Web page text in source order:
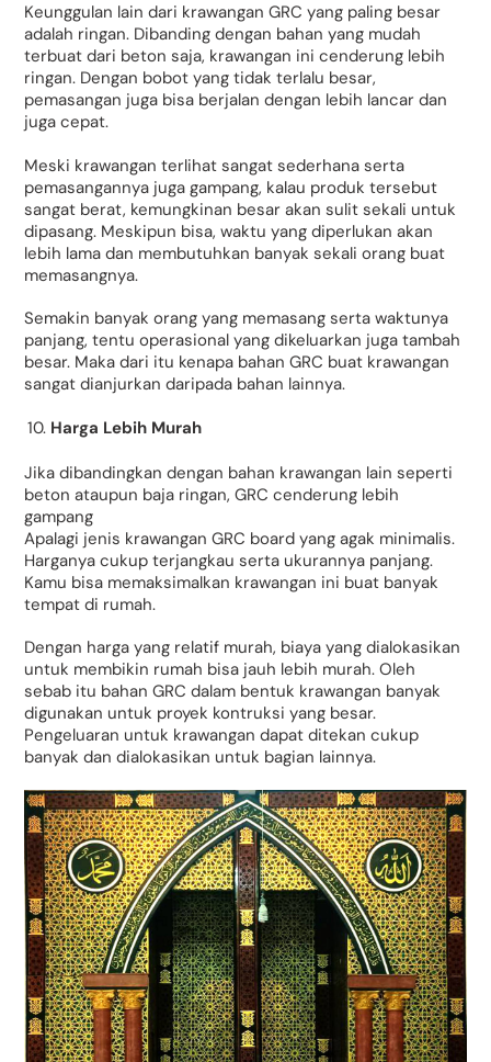
Keunggulan lain dari krawangan GRC yang paling besar
adalah ringan. Dibanding dengan bahan yang mudah
terbuat dari beton saja, krawangan ini cenderung lebih
ringan. Dengan bobot yang tidak terlalu besar,
pemasangan juga bisa berjalan dengan lebih lancar dan
juga cepat.
Meski krawangan terlihat sangat sederhana serta
pemasangannya juga gampang, kalau produk tersebut
sangat berat, kemungkinan besar akan sulit sekali untuk
dipasang. Meskipun bisa, waktu yang diperlukan akan
lebih lama dan membutuhkan banyak sekali orang buat
memasangnya.
Semakin banyak orang yang memasang serta waktunya
panjang, tentu operasional yang dikeluarkan juga tambah
besar. Maka dari itu kenapa bahan GRC buat krawangan
sangat dianjurkan daripada bahan lainnya.
Harga Lebih Murah
Jika dibandingkan dengan bahan krawangan lain seperti
beton ataupun baja ringan, GRC cenderung lebih
gampang
Apalagi jenis krawangan GRC board yang agak minimalis.
Harganya cukup terjangkau serta ukurannya panjang.
Kamu bisa memaksimalkan krawangan ini buat banyak
tempat di rumah.
Dengan harga yang relatif murah, biaya yang dialokasikan
untuk membikin rumah bisa jauh lebih murah. Oleh
sebab itu bahan GRC dalam bentuk krawangan banyak
digunakan untuk proyek kontruksi yang besar.
Pengeluaran untuk krawangan dapat ditekan cukup
banyak dan dialokasikan untuk bagian lainnya.